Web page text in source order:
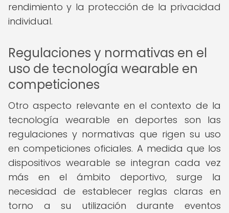
rendimiento y la protección de la privacidad
individual.
Regulaciones y normativas en el
uso de tecnología wearable en
competiciones
Otro aspecto relevante en el contexto de la
tecnología wearable en deportes son las
regulaciones y normativas que rigen su uso
en competiciones oficiales. A medida que los
dispositivos wearable se integran cada vez
más en el ámbito deportivo, surge la
necesidad de establecer reglas claras en
torno a su utilización durante eventos